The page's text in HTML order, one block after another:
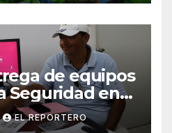
de equipos
Seguridad en
EL REPORTERO